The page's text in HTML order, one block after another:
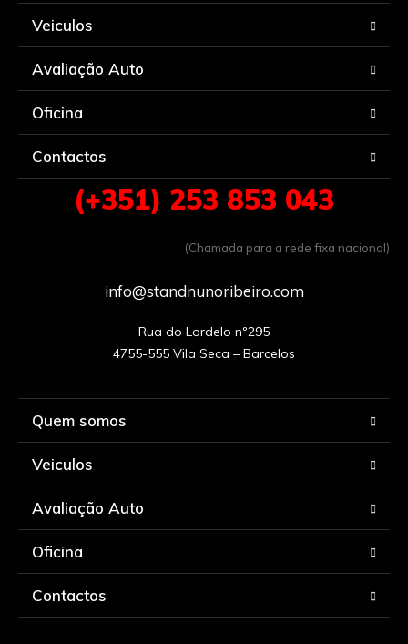
Veiculos
Avaliação Auto
Oficina
Contactos
(+351) 253 853 043
(Chamada para a rede fixa nacional)
info@standnunoribeiro.com
Rua do Lordelo nº295
Quem somos
Veiculos
Avaliação Auto
Oficina
Contactos